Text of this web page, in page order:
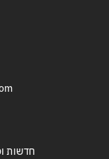
חדשות